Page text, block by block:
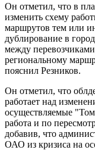
Он отметил, что в
изменить схему
маршрутов тем или
дублирование в
между
региональному
пояснил Резников.
Он отметил, что
работает над
осуществляемые
работа и по
добавив, что
ОАО из кризиса на